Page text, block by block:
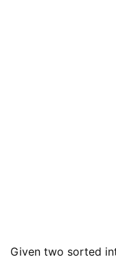
Given two sorted